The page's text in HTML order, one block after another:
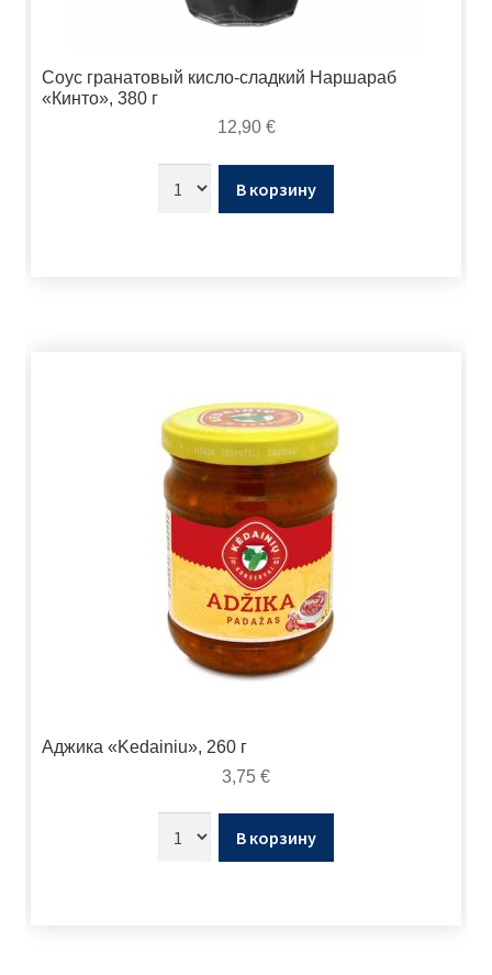
Соус гранатовый кисло-сладкий Наршараб
«Кинто», 380 г
12,90 €
В корзину
Аджика «Kedainiu», 260 г
3,75 €
В корзину